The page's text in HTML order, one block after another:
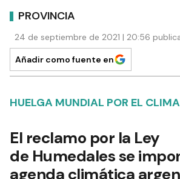
PROVINCIA
24 de septiembre de 2021 | 20:56
Añadir como fuente en
HUELGA MUNDIAL POR EL CLIMA
El reclamo por la Ley
de Humedales se
agenda climática